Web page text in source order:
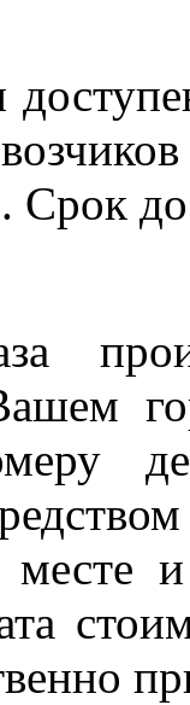
Срок
месте